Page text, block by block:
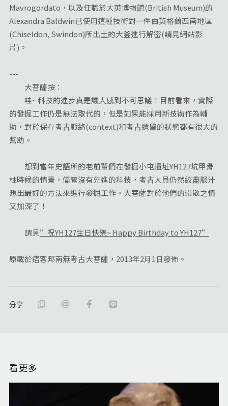
Mavrogordato，以及任職於大英博物館(British Museum)的
Alexandra Baldwin已使用這種技術對一件由英格蘭西南地區
(Chiseldon, Swindon)所出土的大釜進行解密(請見網站影
片)。
---
大菩薩按：
哇~ 科技的進步真是讓人感到不可思議！目前看來，實際
的發掘工作仍是無法取代的，但是如果能採用新技術作為輔
助，對於保存考古脈絡(context)和考古遺留的狀態都有很大的
幫助。
想到當年史語所的老前輩們在發掘小屯遺址YH127坑甲骨
柱時候的情景，儘管沒有先進的科技，考古人員仍然絞盡腦汁
想出最好的方法來進行發掘工作。大菩薩對於他們的崇敬之情
又加深了！
請見”祝YH127生日快樂~ Happy Birthday to YH127”
原載於痞客邦南無考古大菩薩，2013年2月1日發佈。
分享
看更多